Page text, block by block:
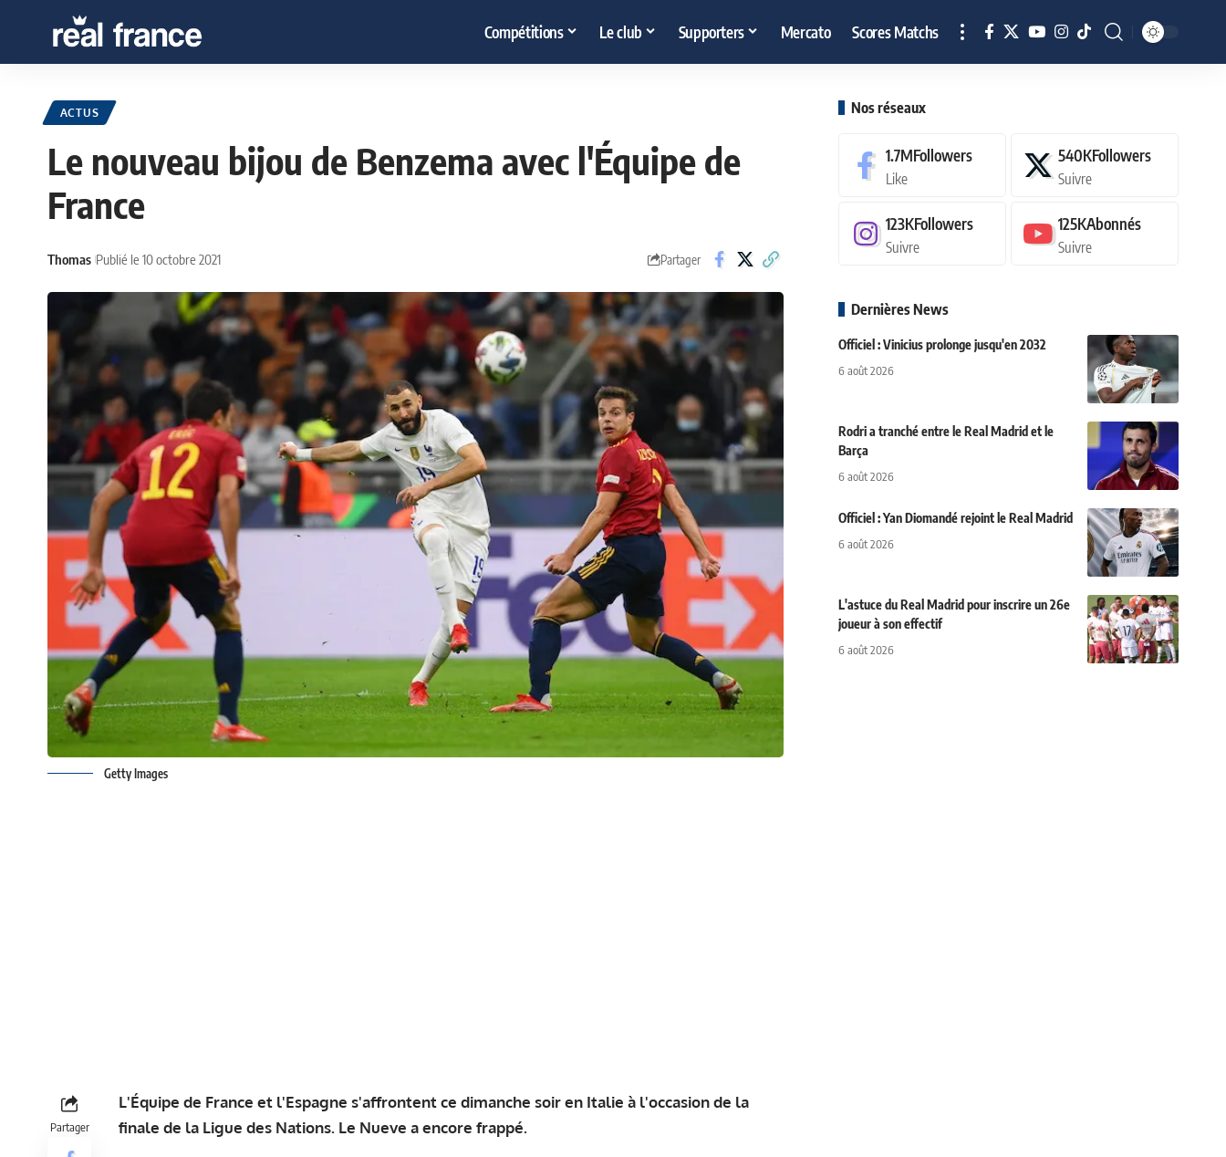
Compétitions Le club Supporters Mercato Scores Matchs
ACTUS
Le nouveau bijou de Benzema avec l'Équipe de
France
Thomas Publié le 10 octobre 2021 Partager
Getty Images
Partager
L'Équipe de France et l'Espagne s'affrontent ce dimanche soir en Italie à l'occasion de la
finale de la Ligue des Nations. Le Nueve a encore frappé.
Nos réseaux
1.7MFollowers
Like
540KFollowers
Suivre
123KFollowers
Suivre
125KAbonnés
Suivre
Dernières News
Officiel : Vinicius prolonge jusqu'en 2032
6 août 2026
Rodri a tranché entre le Real Madrid et le
Barça
6 août 2026
Officiel : Yan Diomandé rejoint le Real Madrid
6 août 2026
L'astuce du Real Madrid pour inscrire un 26e
joueur à son effectif
6 août 2026